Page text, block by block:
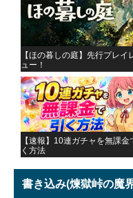
【ほの暮しの庭】先行プレイ
ュー！
【速報】10連ガチャを無課金
く方法
書き込み(煉獄峠の魔